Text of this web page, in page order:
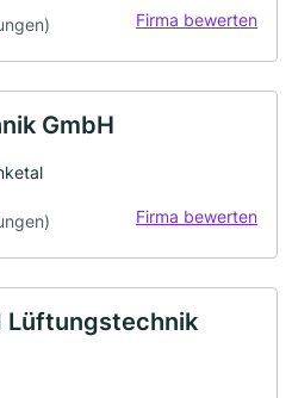
Firma bewerten
GmbH
Firma bewerten
Lüftungstechnik